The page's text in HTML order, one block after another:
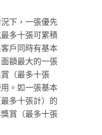
下，一張優先
多十張可累積
戶同時有基本
額最大的一張
（最多十張
。如一張基本
多十張計）的
賞（最多十張